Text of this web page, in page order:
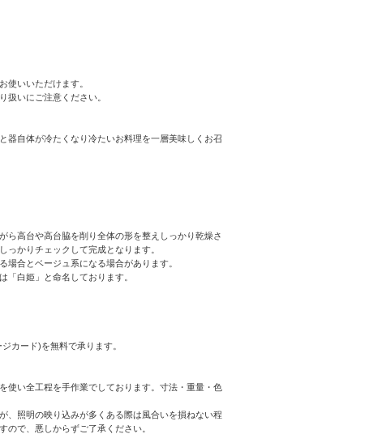
使いいただけます。
扱いにご注意ください。
器自体が冷たくなり冷たいお料理を一層美味しくお召
ら高台や高台脇を削り全体の形を整えしっかり乾燥さ
かりチェックして完成となります。
合とベージュ系になる場合があります。
「白姫」と命名しております。
カード)を無料で承ります。
使い全工程を手作業でしております。寸法・重量・色
、照明の映り込みが多くある際は風合いを損ねない程
ので、悪しからずご了承ください。